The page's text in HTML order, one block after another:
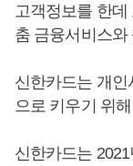
고객정보를 한
춤 금융서비스와
신한카드는 개인
으로 키우기 위
신한카드는